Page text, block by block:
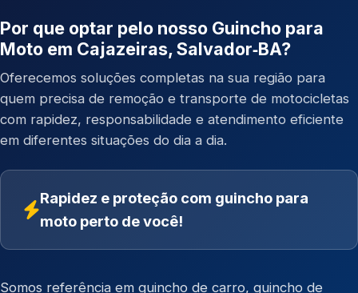
Por que optar pelo nosso Guincho para
Moto em Cajazeiras, Salvador‑BA?
Oferecemos soluções completas na sua região para
quem precisa de remoção e transporte de motocicletas
com rapidez, responsabilidade e atendimento eficiente
em diferentes situações do dia a dia.
Rapidez e proteção com guincho para
moto perto de você!
Somos referência em guincho de carro, guincho de